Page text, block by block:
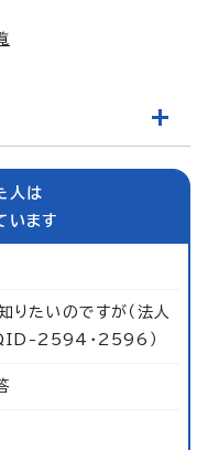
人は
います
りたいのですが（法人
2594・2596）